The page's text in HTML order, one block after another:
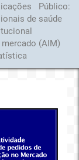
Público:
de saúde
(AIM)